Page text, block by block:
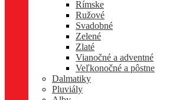
Rímske
Ružové
Svadobné
Zelené
Zlaté
Vianočné a adventné
Veľkonočné a pôstne
Dalmatiky
Pluviály